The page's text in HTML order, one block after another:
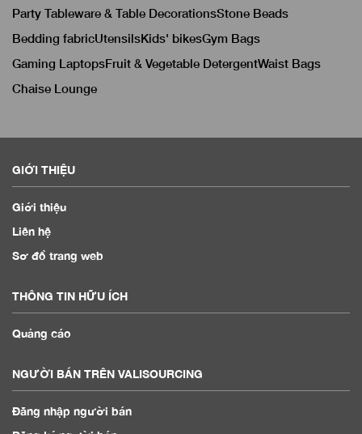
Party Tableware & Table DecorationsStone Beads
Bedding fabricUtensilsKids' bikesGym Bags
Gaming LaptopsFruit & Vegetable DetergentWaist Bags
Chaise Lounge
GIỚI THIỆU
Giới thiệu
Liên hệ
Sơ đồ trang web
THÔNG TIN HỮU ÍCH
Quảng cáo
NGƯỜI BÁN TRÊN VALISOURCING
Đăng nhập người bán